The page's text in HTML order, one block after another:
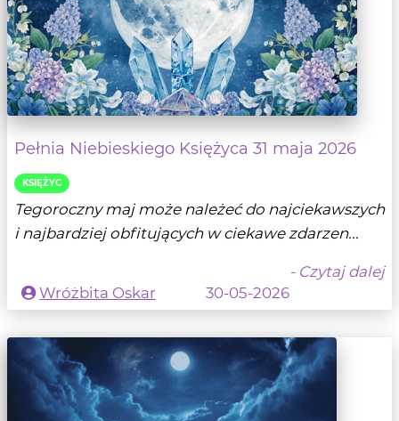
Pełnia Niebieskiego Księżyca 31 maja 2026
KSIĘŻYC
Tegoroczny maj może należeć do najciekawszych
i najbardziej obfitujących w ciekawe zdarzen...
- Czytaj dalej
Wróżbita Oskar
30-05-2026